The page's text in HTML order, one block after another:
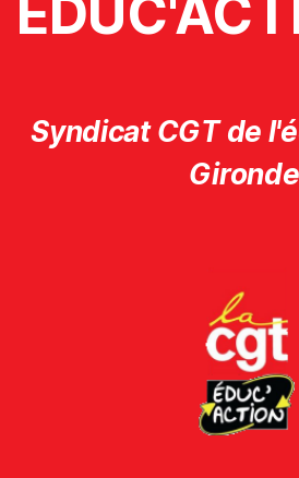
Syndicat CGT de
Gironde